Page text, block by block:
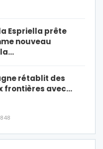
Espriella prête
nouveau
rétablit des
frontières avec…